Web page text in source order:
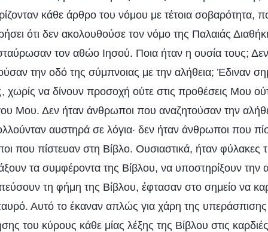
κάθε άρθρο του νόμου με τέτοια σοβαρότητα,
ότι δεν ακολουθούσε τον νόμο της Παλαιάς
τον αθώο Ιησού. Ποια ήταν η ουσία τους;
την οδό της σύμπνοιας με την αλήθεια; Έδιναν
χωρίς να δίνουν προσοχή ούτε στις προθέσεις Μου
Μου. Δεν ήταν άνθρωποι που αναζητούσαν την
αυστηρά σε λόγια· δεν ήταν άνθρωποι που
που πίστευαν στη Βίβλο. Ουσιαστικά, ήταν φύλακες
τα συμφέροντα της Βίβλου, να υποστηρίξουν την
τη φήμη της Βίβλου, έφτασαν στο σημείο να
Αυτό το έκαναν απλώς για χάρη της υπεράσπισης
του κύρους κάθε μίας λέξης της Βίβλου στις